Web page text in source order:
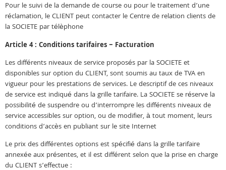
Pour le suivi de la demande de course ou pour le traitement d’une
réclamation, le CLIENT peut contacter le Centre de relation clients de
la SOCIETE par télèphone
Article 4 : Conditions tarifaires – Facturation
Les différents niveaux de service proposés par la SOCIETE et
disponibles sur option du CLIENT, sont soumis au taux de TVA en
vigueur pour les prestations de services. Le descriptif de ces niveaux
de service est indiqué dans la grille tarifaire. La SOCIETE se réserve la
possibilité de suspendre ou d’interrompre les différents niveaux de
service accessibles sur option, ou de modifier, à tout moment, leurs
conditions d’accès en publiant sur le site Internet
Le prix des différentes options est spécifié dans la grille tarifaire
annexée aux présentes, et il est différent selon que la prise en charge
du CLIENT s’effectue :